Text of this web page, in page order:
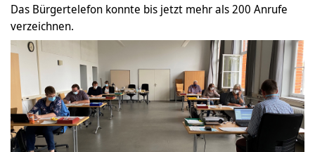
Das Bürgertelefon konnte bis jetzt mehr als 200 Anrufe
verzeichnen.